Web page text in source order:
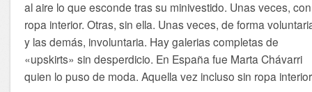
al aire lo que esconde tras su minivestido. Unas veces, con
ropa interior. Otras, sin ella. Unas veces, de forma
y las demás, involuntaria. Hay galerias completas de
«upskirts» sin desperdicio. En España fue Marta Chávarri
quien lo puso de moda. Aquella vez incluso sin ropa